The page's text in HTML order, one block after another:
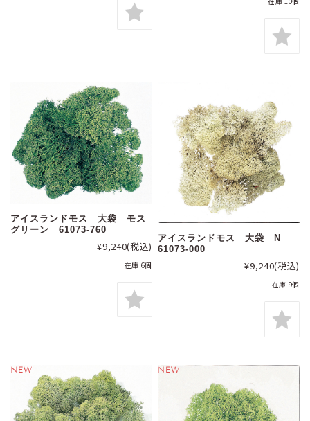
アイスランドモス 大袋 モス
グリーン 61073-760
¥9,240(税込)
在庫 6個
アイスランドモス 大袋 N
61073-000
¥9,240(税込)
在庫 9個